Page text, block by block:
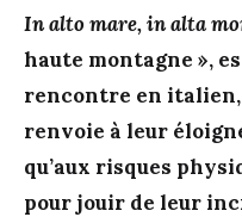
In alto mare, in alta
haute montagne »,
rencontre en italien,
renvoie à leur
qu’aux risques
pour jouir de leur